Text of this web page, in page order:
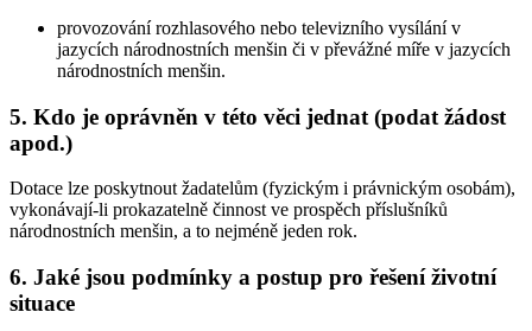
provozování rozhlasového nebo televizního vysílání v
jazycích národnostních menšin či v převážné míře v jazycích
národnostních menšin.
5. Kdo je oprávněn v této věci jednat (podat žádost
apod.)
Dotace lze poskytnout žadatelům (fyzickým i právnickým osobám),
vykonávají-li prokazatelně činnost ve prospěch příslušníků
národnostních menšin, a to nejméně jeden rok.
6. Jaké jsou podmínky a postup pro řešení životní
situace